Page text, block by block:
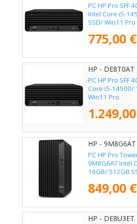
PC HP Pro SFF
Intel Core i5-
SSD/ Win11 Pro
775,00 €
HP - DE8T0AT
PC HP Pro SFF
Core i5-14500/
Win11 Pro
HP - 9M8G6AT
PC HP Pro
9M8G6AT Intel
16GB/ 512GB
849,00 €
HP - DE8U3ET